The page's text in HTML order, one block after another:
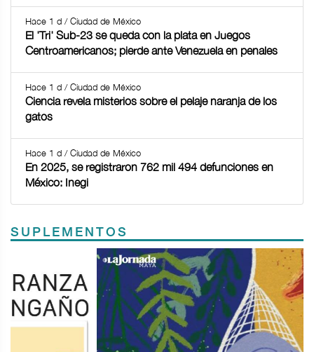
Hace 1 d / Ciudad de México
El 'Tri' Sub-23 se queda con la plata en Juegos
Centroamericanos; pierde ante Venezuela en penales
Hace 1 d / Ciudad de México
Ciencia revela misterios sobre el pelaje naranja de los
gatos
Hace 1 d / Ciudad de México
En 2025, se registraron 762 mil 494 defunciones en
México: Inegi
SUPLEMENTOS